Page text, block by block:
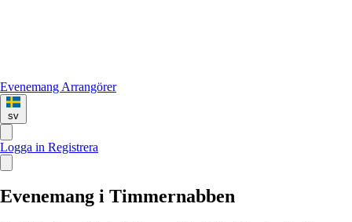
Evenemang Arrangörer
sv
Logga in Registrera
Evenemang i Timmernabben